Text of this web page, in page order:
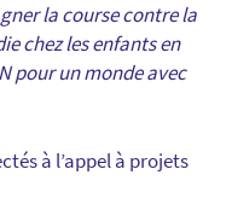
la course contre la
chez les enfants en
pour un monde avec
à l’appelà projets